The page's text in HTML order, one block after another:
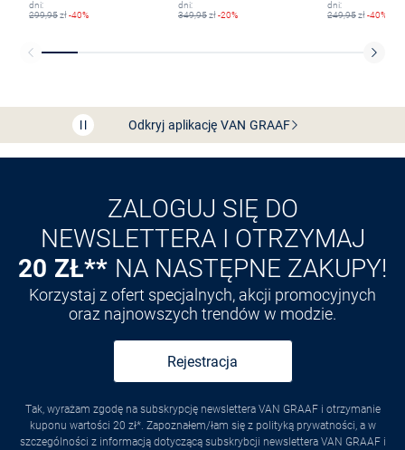
dni:
299,95zł-40%
dni:
349,95zł-20%
dni:
249,95zł-40%
Odkryj aplikację VAN GRAAF
ZALOGUJ SIĘ DO
NEWSLETTERA I OTRZYMAJ
20 ZŁ** NA NASTĘPNE ZAKUPY!
Korzystaj z ofert specjalnych, akcji promocyjnych
oraz najnowszych trendów w modzie.
Rejestracja
Tak, wyrażam zgodę na subskrypcję newslettera VAN GRAAF i otrzymanie
kuponu wartości 20 zł*. Zapoznałem/łam się z polityką prywatności, a w
szczególności z informacją dotyczącą subskrybcji newslettera VAN GRAAF i